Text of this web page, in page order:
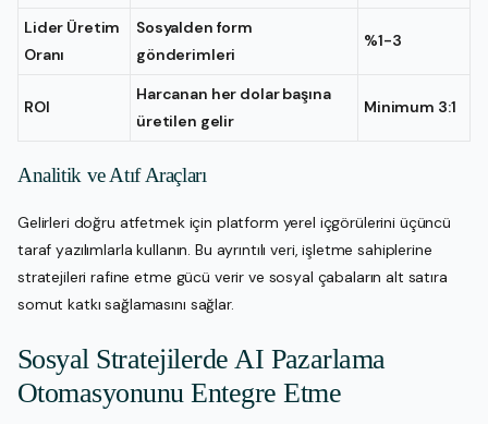
Lider Üretim
Oranı
Sosyalden form
gönderimleri
%1-3
ROI
Harcanan her dolar başına
üretilen gelir
Minimum 3:1
Analitik ve Atıf Araçları
Gelirleri doğru atfetmek için platform yerel içgörülerini üçüncü
taraf yazılımlarla kullanın. Bu ayrıntılı veri, işletme sahiplerine
stratejileri rafine etme gücü verir ve sosyal çabaların alt satıra
somut katkı sağlamasını sağlar.
Sosyal Stratejilerde AI Pazarlama
Otomasyonunu Entegre Etme